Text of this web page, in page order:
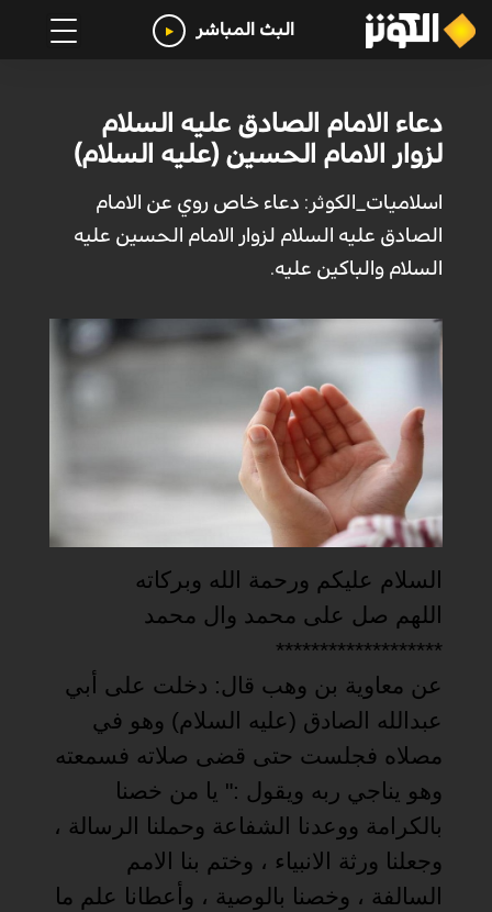
البث المباشر
دعاء الامام الصادق عليه السلام
لزوار الامام الحسين (عليه السلام)
اسلاميات_الكوثر: دعاء خاص روي عن الامام
الصادق عليه السلام لزوار الامام الحسين عليه
السلام والباكين عليه.
السلام عليكم ورحمة الله وبركاته
اللهم صل على محمد وال محمد
*******************
عن معاوية بن وهب قال: دخلت على أبي
عبدالله الصادق (عليه السلام) وهو في
مصلاه فجلست حتى قضى صلاته فسمعته
وهو يناجي ربه ويقول :" يا من خصنا
بالكرامة ووعدنا الشفاعة وحملنا الرسالة ،
وجعلنا ورثة الانبياء ، وختم بنا الامم
السالفة ، وخصنا بالوصية ، وأعطانا علم ما